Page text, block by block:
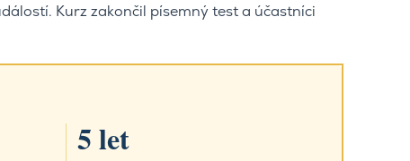
Kurz zakončil písemný test a účastníci
5 let